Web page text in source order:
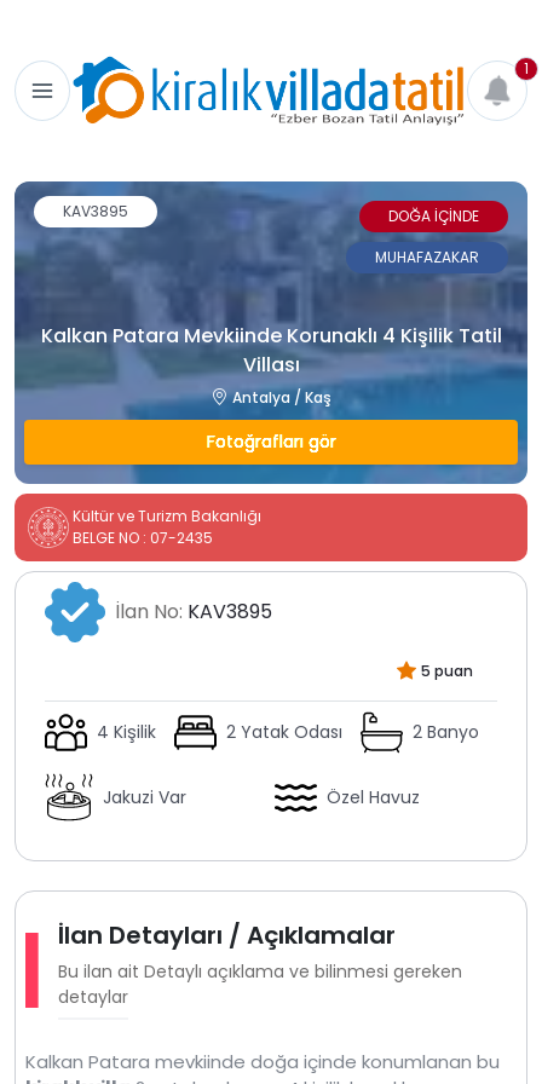
1
Kalkan Patara Mevkiinde Korunaklı 4 Kişilik Tatil
Villası
Antalya / Kaş
Fotoğrafları gör
KAV3895
DOĞA İÇİNDE
MUHAFAZAKAR
Kültür ve Turizm Bakanlığı
BELGE NO : 07-2435
İlan No: KAV3895
5 puan
4 Kişilik 2 Yatak Odası 2 Banyo
Jakuzi Var Özel Havuz
İlan Detayları / Açıklamalar
Bu ilan ait Detaylı açıklama ve bilinmesi gereken
detaylar
Kalkan Patara mevkiinde doğa içinde konumlanan bu